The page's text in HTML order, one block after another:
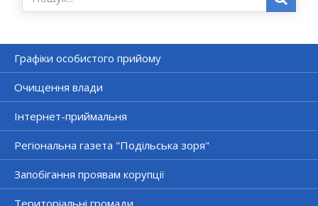
Графіки особистого прийому
Очищення влади
Інтернет-приймальня
Регіональна газета "Подільська зоря"
Запобігання проявам корупції
Територіальні громади